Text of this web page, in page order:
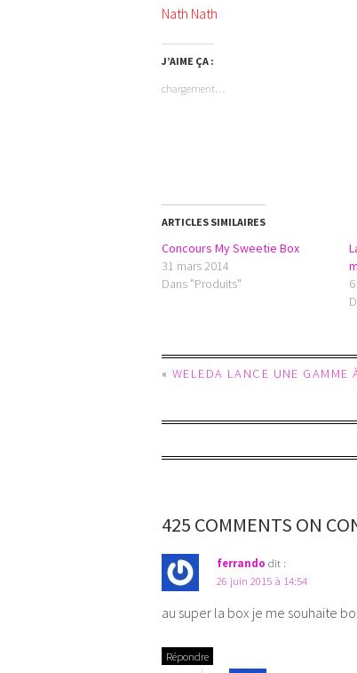
Nath Nath
J’AIME ÇA :
chargement…
ARTICLES SIMILAIRES
Concours My Sweetie Box
31 mars 2014
Dans "Produits"
« WELEDA LANCE UNE GAMME
425 COMMENTS ON
ferrando dit :
26 juin 2015 à 14:54
au super la box je me souhaite
Répondre